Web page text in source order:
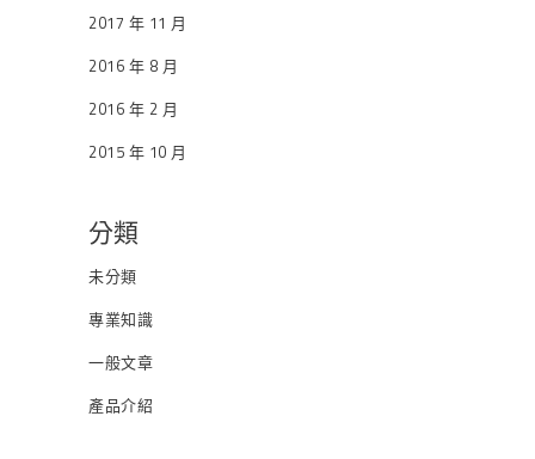
2017 年 11 月
2016 年 8 月
2016 年 2 月
2015 年 10 月
分類
未分類
專業知識
一般文章
產品介紹